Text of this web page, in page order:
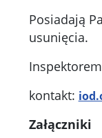
Posiadają
usunięcia.
kontakt:
Załączniki